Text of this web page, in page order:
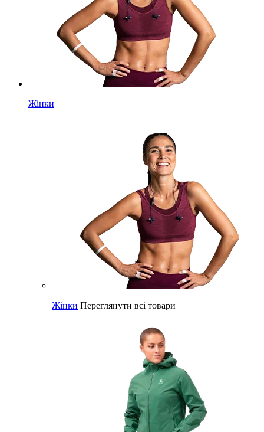
Жінки
Жінки Переглянути всі товари